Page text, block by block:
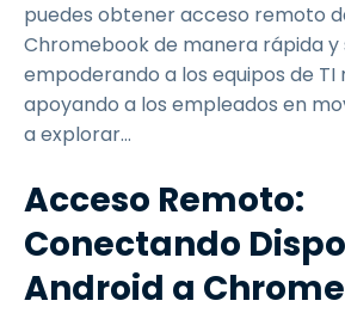
puedes obtener acceso remoto
Chromebook de manera rápida y
empoderando a los equipos de
apoyando a los empleados en
a explorar…
Acceso Remoto:
Conectando
Android a